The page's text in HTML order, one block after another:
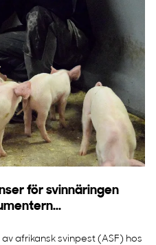
för svinnäringen
afrikansk svinpest (ASF) hos